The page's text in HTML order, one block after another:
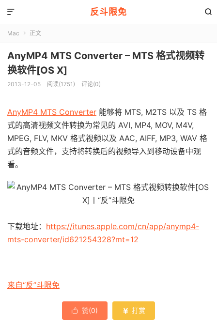
反斗限免 

Mac  正文
AnyMP4 MTS Converter – MTS 格式视频转
换软件[OS X]
2013-12-05 阅读(1751) 评论(0)
AnyMP4 MTS Converter 能够将 MTS, M2TS 以及 TS 格
式的高清视频文件转换为常见的 AVI, MP4, MOV, M4V,
MPEG, FLV, MKV 格式视频以及 AAC, AIFF, MP3, WAV 格
式的音频文件，支持将转换后的视频导入到移动设备中观
看。
下载地址： https://itunes.apple.com/cn/app/anymp4-
mts-converter/id621254328?mt=12
来自“反”斗限免
 赞(0)  打赏